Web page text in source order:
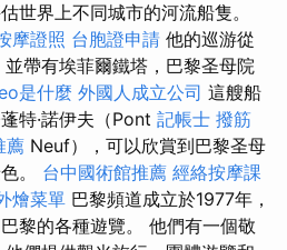
世界上不同城市的河流船隻。
摩證照 台胞證申請 他的巡游從
帶有埃菲爾鐵塔，巴黎圣母院
是什麼 外國人成立公司 這艘船
特·諾伊夫（Pont 記帳士 撥筋
薦 Neuf），可以欣賞到巴黎圣母
。 台中國術館推薦 經絡按摩課
燴菜單 巴黎頻道成立於1977年，
黎的各種遊覽。 他們有一個敬